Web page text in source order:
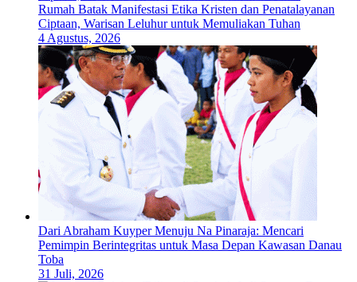
Rumah Batak Manifestasi Etika Kristen dan Penatalayanan
Ciptaan, Warisan Leluhur untuk Memuliakan Tuhan
4 Agustus, 2026
Dari Abraham Kuyper Menuju Na Pinaraja: Mencari
Pemimpin Berintegritas untuk Masa Depan Kawasan Danau
Toba
31 Juli, 2026